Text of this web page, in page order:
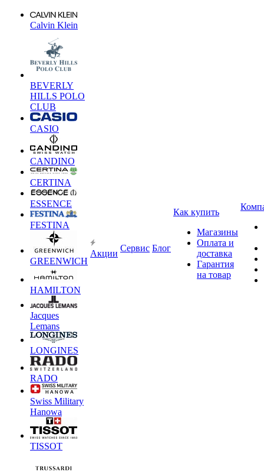
Calvin Klein
BEVERLY
HILLS POLO
CLUB
CASIO
CANDINO
CERTINA
ESSENCE
FESTINA
GREENWICH
HAMILTON
Jacques
Lemans
LONGINES
RADO
Swiss Military
Hanowa
TISSOT
Акции
Сервис Блог
Как купить
Магазины
Оплата и
доставка
Гарантия
на товар